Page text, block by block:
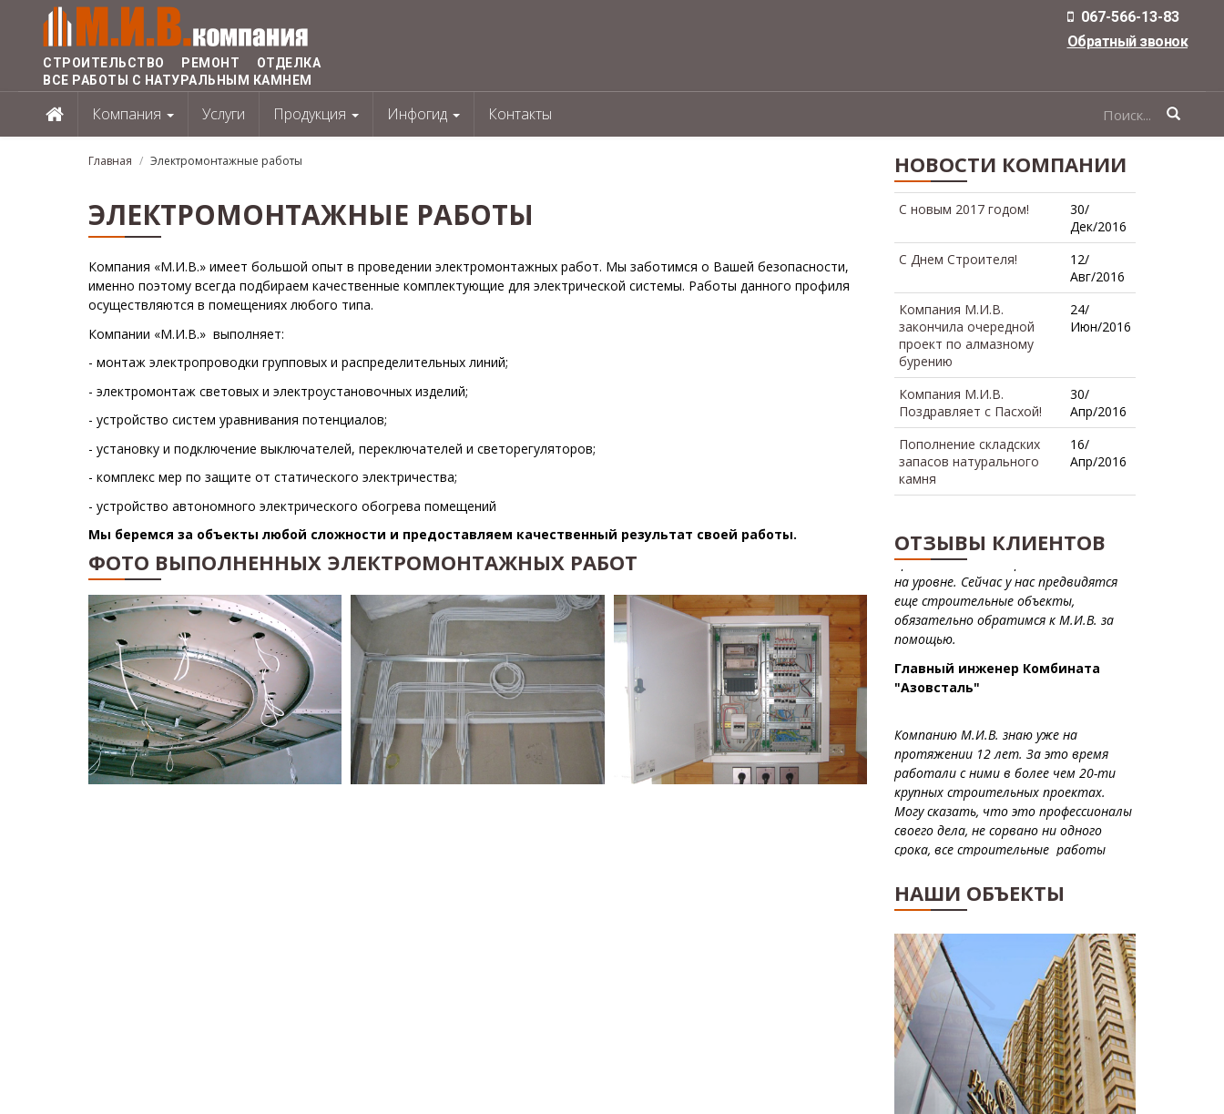
Перейти
основному
содержаниюСТРОИТЕЛЬСТВО РЕМОНТ ОТДЕЛКА
ВСЕ РАБОТЫ С НАТУРАЛЬНЫМ КАМНЕМ
067-566-13-83
Обратный звонок
Компания Услуги Продукция Инфогид Контакты
ФОРМА
ПОИСКА
Главная Электромонтажные работы
ЭЛЕКТРОМОНТАЖНЫЕ РАБОТЫ
Компания «М.И.В.» имеет большой опыт в проведении электромонтажных работ. Мы заботимся о Вашей безопасности,
именно поэтому всегда подбираем качественные комплектующие для электрической системы. Работы данного профиля
осуществляются в помещениях любого типа.
Компании «М.И.В.» выполняет:
- монтаж электропроводки групповых и распределительных линий;
- электромонтаж световых и электроустановочных изделий;
- устройство систем уравнивания потенциалов;
- установку и подключение выключателей, переключателей и светорегуляторов;
- комплекс мер по защите от статического электричества;
- устройство автономного электрического обогрева помещений
Мы беремся за объекты любой сложности и предоставляем качественный результат своей работы.
ФОТО ВЫПОЛНЕННЫХ ЭЛЕКТРОМОНТАЖНЫХ РАБОТ
НОВОСТИ КОМПАНИИ
C новым 2017 годом!
30/
Дек/2016
С Днем Строителя!
12/
Авг/2016
Компания М.И.В.
закончила очередной
проект по алмазному
бурению
24/
Июн/2016
Компания М.И.В.
Поздравляет с Пасхой!
30/
Апр/2016
Пополнение складских
запасов натурального
камня
16/
Апр/2016
ОТЗЫВЫ КЛИЕНТОВ
Компанию М.И.В. знаю уже на
протяжении 12 лет. За это время
работали с ними в более чем 20-ти
крупных строительных проектах.
своего дела, не сорвано ни одного
срока, всестроительные работы
наилучшим качеством. Будем и
дальше продолжать сотрудничество.
Меншаков Александр, нач.
участка
"Проммонтажреконструкция"
НАШИ ОБЪЕКТЫ